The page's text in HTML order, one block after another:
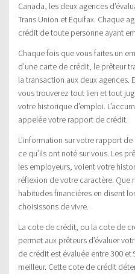
Canada, les deux agences
Trans Union et Equifax. Chaque
crédit de toute personne ayant
Chaque fois que vous faites un
d’une carte de crédit, le prêteur
la transaction aux deux agences.
vous trouverez tout lien et tout
votre historique d’emploi.
appelée votre rapport de crédit.
L’information sur votre rapport
ce qu’ils ont noté sur vous. Les
les employeurs, voient votre
réflexion de votre caractère. Que
habitudes financières en disent
choisissons de vivre.
La cote de crédit, ou la cote de
permet aux prêteurs d’évaluer
de crédit est évaluée entre 300
meilleur. Cette cote de crédit